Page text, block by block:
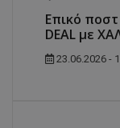
Επικό
DEAL με
23.06.2026 -